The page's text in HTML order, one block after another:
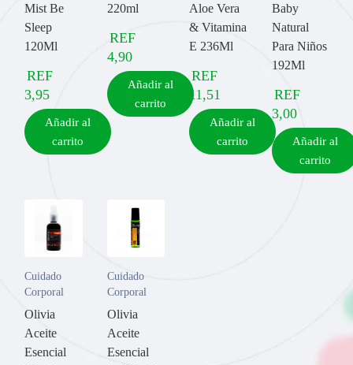
Mist Be
Sleep
120Ml
REF
3,95
Añadir al
carrito
220ml
REF
4,90
Añadir al
carrito
Aloe Vera
& Vitamina
E 236Ml
REF
11,51
Añadir al
carrito
Baby
Natural
Para Niños
192Ml
REF
3,00
Añadir al
carrito
Cuidado
Corporal
Olivia
Aceite
Esencial
Cuidado
Corporal
Olivia
Aceite
Esencial